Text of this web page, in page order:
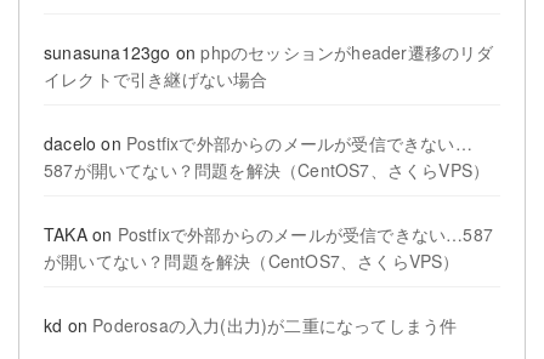
sunasuna123go onphpのセッションがheader遷移のリダ
イレクトで引き継げない場合
dacelo on Postfixで外部からのメールが受信できない…
587が開いてない？問題を解決（CentOS7、さくらVPS）
TAKAon Postfixで外部からのメールが受信できない…587
が開いてない？問題を解決（CentOS7、さくらVPS）
kd on Poderosaの入力(出力)が二重になってしまう件